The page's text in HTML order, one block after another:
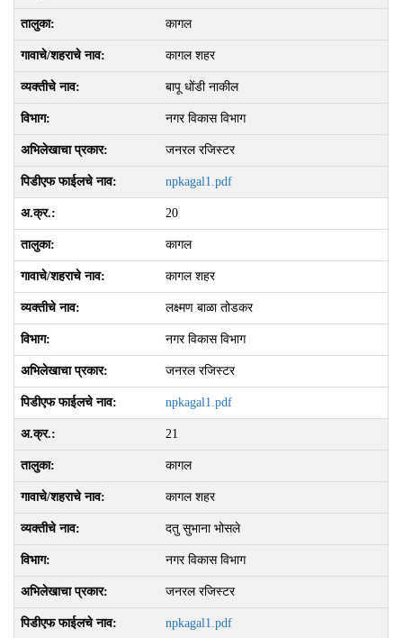
कागल
कागल शहर
बापू धोंडी नाकील
नगर विकास विभाग
जनरल रजिस्टर
npkagal1.pdf
20
कागल
कागल शहर
लक्ष्‍मण बाळा तोडकर
नगर विकास विभाग
जनरल रजिस्टर
npkagal1.pdf
21
कागल
कागल शहर
दतु सुभाना भोसले
नगर विकास विभाग
जनरल रजिस्टर
npkagal1.pdf